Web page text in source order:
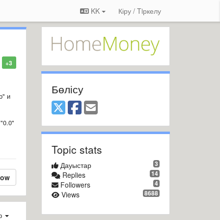
KK Кіру / Tiркелу
+3
и Бөлісу
Topic stats
3
Дауыстар
14
Replies
4
Followers
8688
Views